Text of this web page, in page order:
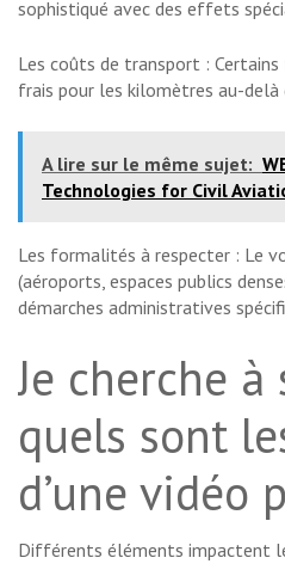
sophistiqué avec des effets
Les coûts de transport :
frais pour les kilomètres au-delà
A lire sur le même sujet:
Technologies for Civil
Les formalités à respecter : Le
(aéroports, espaces publics
démarches administratives
Je cherche à
quels sont
d’une vidéo
Différents éléments impactent